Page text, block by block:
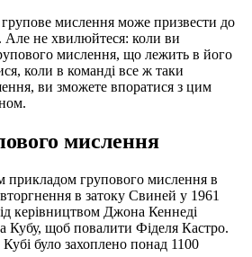
мислення може призвести до
Але не хвилюйтеся: коли ви
мислення, що лежить в його
коли в команді все ж таки
ви зможете впоратися з цим
мислення
прикладом групового мислення в
в затоку Свиней у 1961
керівництвом Джона Кеннеді
Кубу, щоб повалити Фіделя Кастро.
було захоплено понад 1100